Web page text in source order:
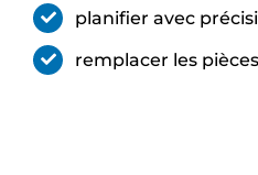
planifier avec
remplacer les